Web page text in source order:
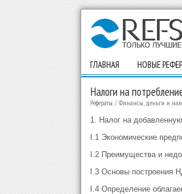
ГЛАВНАЯ НОВЫЕ
Налоги на
Рефераты / Финансы, деньги и
1. Налог на
I.1 Экономические
I.2 Преимущества и
I.3 Основы построения
I.4 Определение